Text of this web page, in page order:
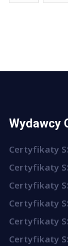
Wydawcy
Certyfikaty
Certyfikaty
Certyfikaty
Certyfikaty
Certyfikaty
Certyfikaty